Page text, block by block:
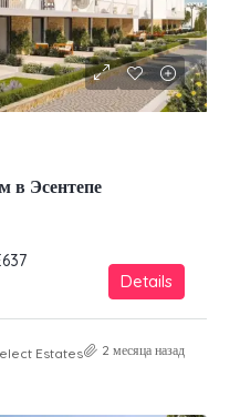
в Эсентепе
Details
Estates 2 месяца назад